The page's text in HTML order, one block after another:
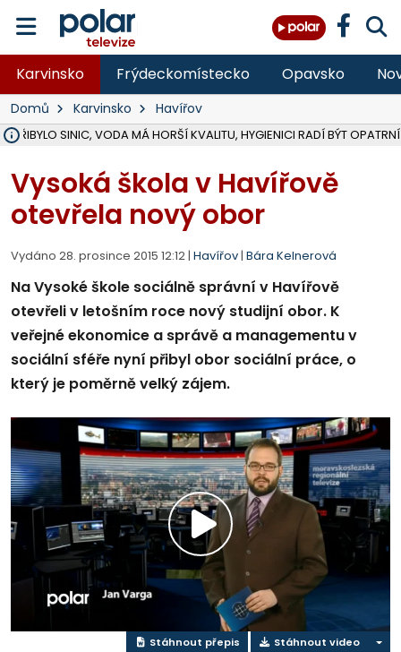
Karvinsko Frýdeckomístecko Opavsko
Domů Karvinsko Havířov
PŘIBYLO SINIC, VODA MÁ HORŠÍ KVALITU, HYGIENICI RADÍ BÝT OPATRNÍ
Vysoká škola v Havířově
otevřela nový obor
Vydáno 28. prosince 2015 12:12 | Havířov | Bára Kelnerová
Na Vysoké škole sociálně správní v Havířově
otevřeli v letošním roce nový studijní obor. K
veřejné ekonomice a správě a managementu v
sociální sféře nyní přibyl obor sociální práce, o
který je poměrně velký zájem.
Přehrát
video
Stáhnout přepis Stáhnout video